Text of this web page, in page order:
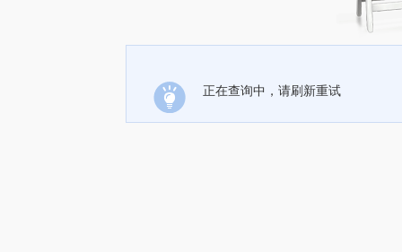
正在查询中，请刷新重试